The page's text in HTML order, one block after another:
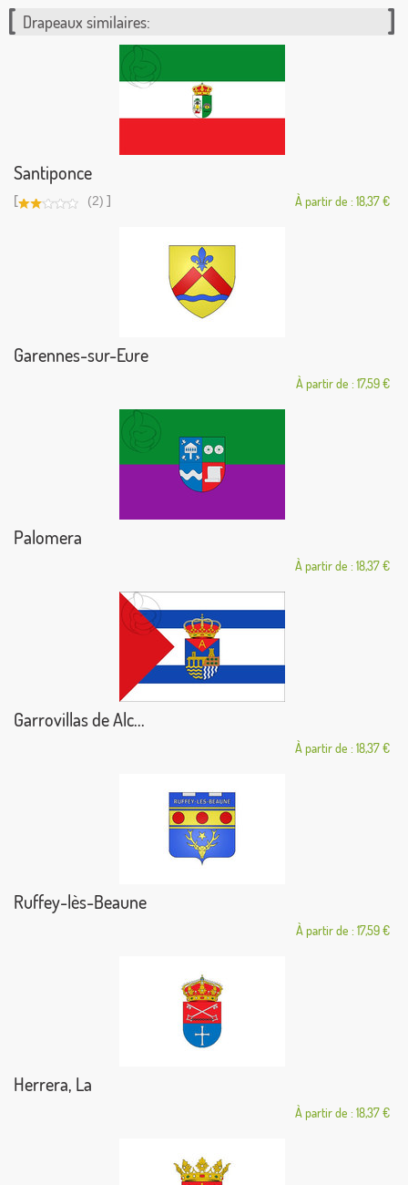
Drapeaux similaires:
Santiponce
[ (2) ] À partir de : 18,37 €
Garennes-sur-Eure
À partir de : 17,59 €
Palomera
À partir de : 18,37 €
Garrovillas de Alc...
À partir de : 18,37 €
Ruffey-lès-Beaune
À partir de : 17,59 €
Herrera, La
À partir de : 18,37 €